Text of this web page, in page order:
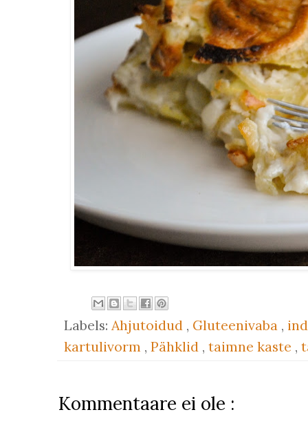
Labels: Ahjutoidud , Gluteenivaba ,
kartulivorm , Pähklid , taimne kaste ,
Kommentaare ei ole :